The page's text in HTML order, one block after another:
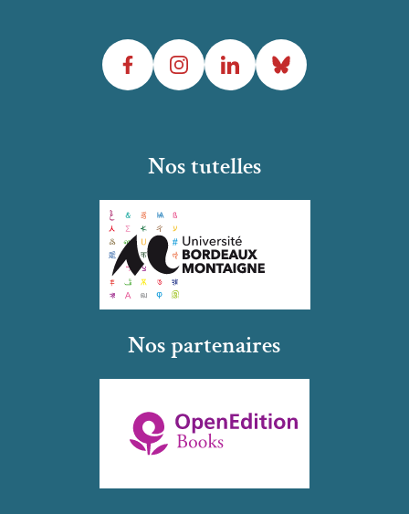
FacebookInstagramLinkedInBluesky
Nos tutelles
Nos partenaires